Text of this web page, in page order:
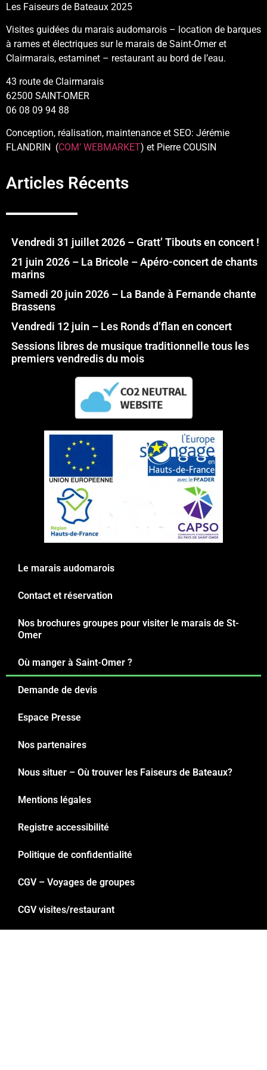
Les Faiseurs de Bateaux 2025
Visites guidées du marais audomarois – location de barques
à rames et électriques sur le marais de Saint-Omer et
Clairmarais, estaminet – restaurant au bord de l’eau.
43 route de Clairmarais
62500 SAINT-OMER
06 08 09 94 88
Conception, réalisation, maintenance et SEO: Jérémie
FLANDRIN (COM’ WEBMARKET) et Pierre COUSIN
Articles Récents
Vendredi 31 juillet 2026 – Gratt’ Tibouts en concert !
21 juin 2026 – La Bricole – Apéro-concert de chants
marins
Samedi 20 juin 2026 – La Bande à Fernande chante
Brassens
Vendredi 12 juin – Les Ronds d’flan en concert
Sessions libres de musique traditionnelle tous les
premiers vendredis du mois
Le marais audomarois
Contact et réservation
Nos brochures groupes pour visiter le marais de St-
Omer
Où manger à Saint-Omer ?
Demande de devis
Espace Presse
Nos partenaires
Nous situer – Où trouver les Faiseurs de Bateaux?
Mentions légales
Registre accessibilité
Politique de confidentialité
CGV – Voyages de groupes
CGV visites/restaurant